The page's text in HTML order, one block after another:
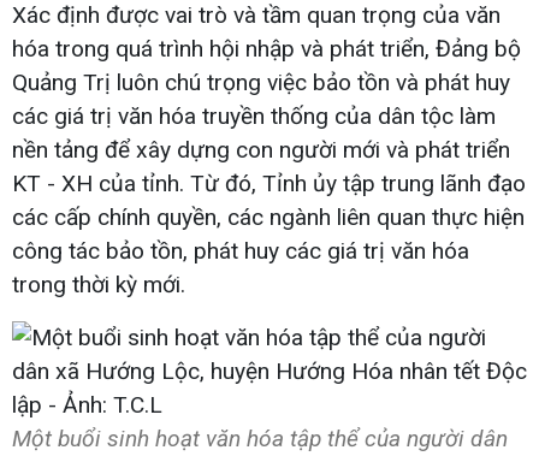
Xác định được vai trò và tầm quan trọng của văn
hóa trong quá trình hội nhập và phát triển, Đảng bộ
Quảng Trị luôn chú trọng việc bảo tồn và phát huy
các giá trị văn hóa truyền thống của dân tộc làm
nền tảng để xây dựng con người mới và phát triển
KT - XH của tỉnh. Từ đó, Tỉnh ủy tập trung lãnh đạo
các cấp chính quyền, các ngành liên quan thực hiện
công tác bảo tồn, phát huy các giá trị văn hóa
trong thời kỳ mới.
Một buổi sinh hoạt văn hóa tập thể của người dân